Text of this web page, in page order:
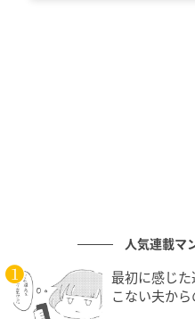
人気連載マ
最初に感じ
こない夫から